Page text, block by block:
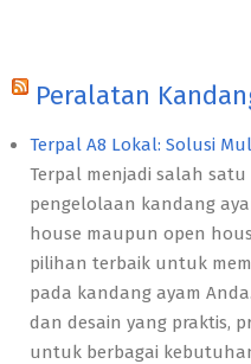
Peralatan
Terpal A8 Lokal: Solusi
Terpal menjadi salah
pengelolaan kandang
house maupun open
pilihan terbaik untuk
pada kandang ayam
dan desain yang praktis,
untuk berbagai